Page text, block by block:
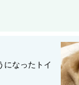
になったトイ